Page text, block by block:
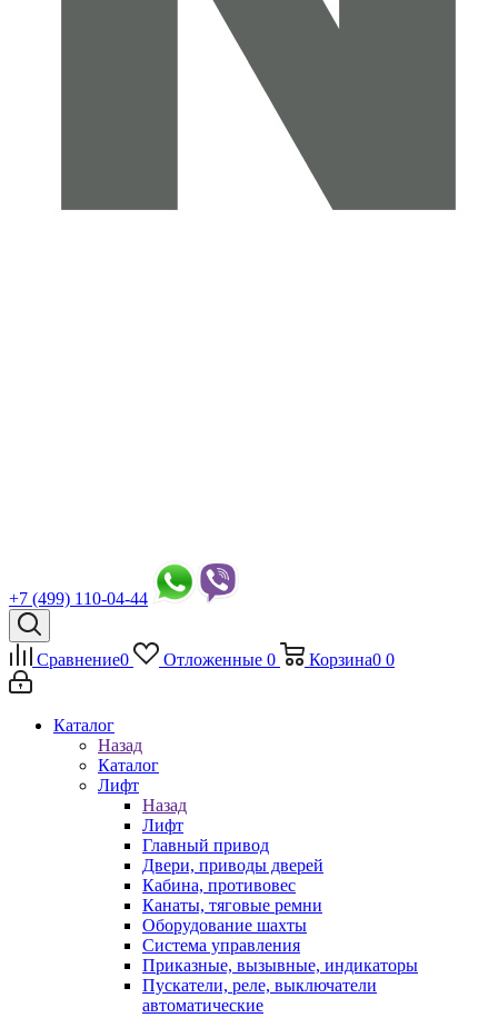
+7 (499) 110-04-44
Сравнение0 Отложенные 0 Корзина0 0
Каталог
Назад
Каталог
Лифт
Назад
Лифт
Главный привод
Двери, приводы дверей
Кабина, противовес
Канаты, тяговые ремни
Оборудование шахты
Система управления
Приказные, вызывные, индикаторы
Пускатели, реле, выключатели
автоматические